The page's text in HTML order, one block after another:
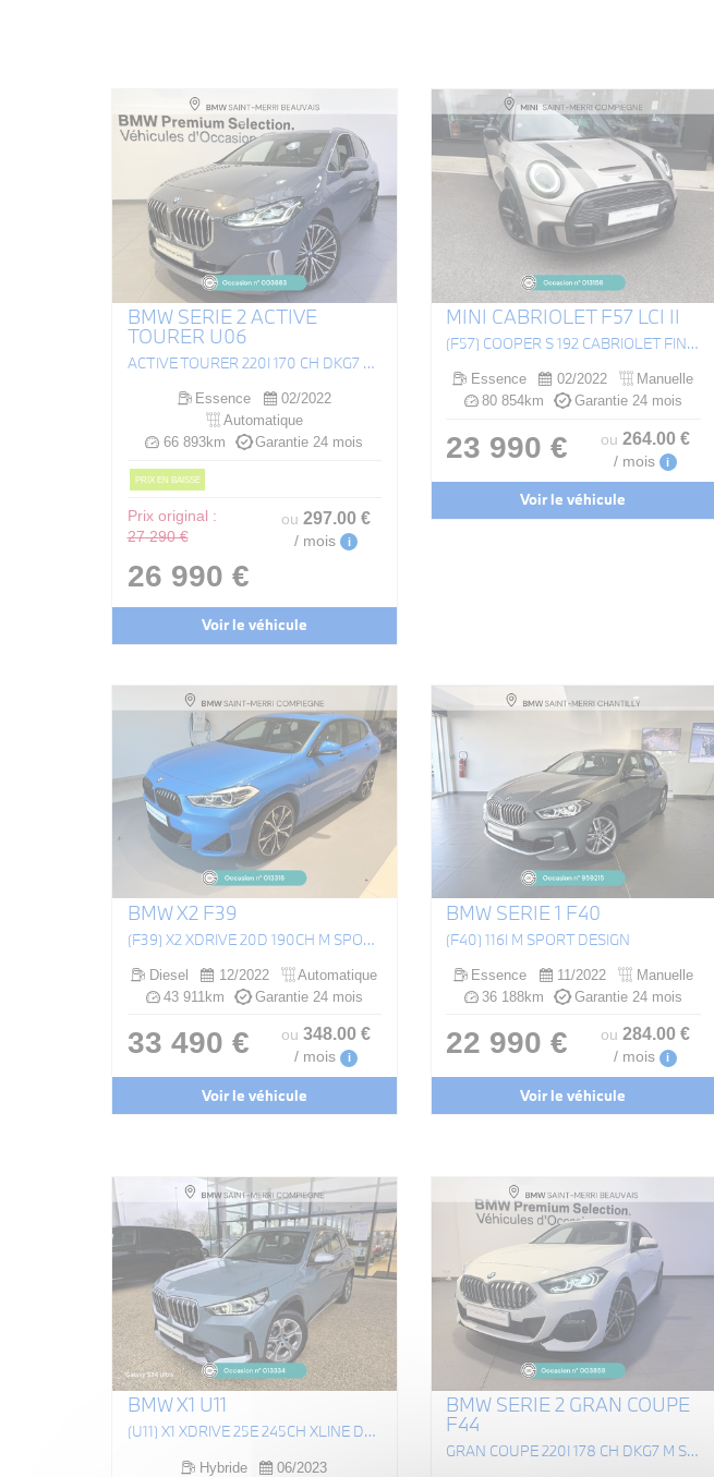
BMW SERIE 2 ACTIVE
TOURER U06
ACTIVE TOURER 220I 170 CH DKG7 LUXURY
Essence
02/2022
Automatique
66 893km
Garantie 24 mois
PRIX EN BAISSE
Prix original :
27 290 €
26 990 €
ou297.00 €
/ mois i
Voir le véhicule
MINI CABRIOLET F57 LCI II
(F57) COOPER S 192 CABRIOLET FINITION JCW
Essence 02/2022
Manuelle
80 854km
Garantie 24 mois
23 990 € ou 264.00 €
/ mois i
Voir le véhicule
BMW X2 F39
(F39) X2 XDRIVE 20D 190CH M SPORT BVA8
Diesel 12/2022
Automatique
43 911km
Garantie 24 mois
33 490 € ou348.00 €
/ mois i
Voir le véhicule
BMW SERIE 1 F40
(F40) 116I M SPORT DESIGN
Essence 11/2022
Manuelle
36 188km
Garantie 24 mois
22 990 € ou 284.00 €
/ mois i
Voir le véhicule
BMW X1 U11
(U11) X1 XDRIVE 25E 245CH XLINE DKG7
Hybride
06/2023
BMW SERIE 2 GRAN COUPE
F44
GRAN COUPE 220I 178 CH DKG7 M SPORT